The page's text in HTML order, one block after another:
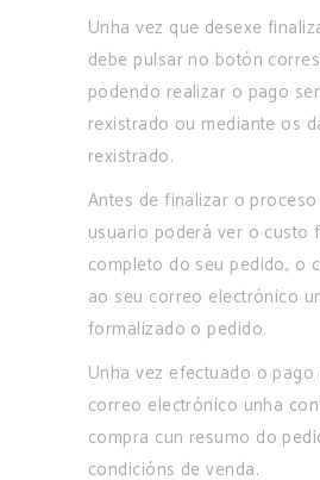
Unha vez que desexe
debe pulsar no botón
podendo realizar o pago
rexistrado ou mediante os
rexistrado.
Antes de finalizar o
usuario poderá ver o custo
completo do seu pedido, o
ao seu correo electrónico
formalizado o pedido.
Unha vez efectuado o
correo electrónico unha
compra cun resumo do
condicións de venda.